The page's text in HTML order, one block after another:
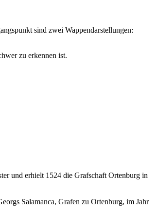
sind zwei Wappendarstellungen:
zu erkennen ist.
und erhielt 1524 die Grafschaft Ortenburg in
Salamanca, Grafen zu Ortenburg, im Jahr